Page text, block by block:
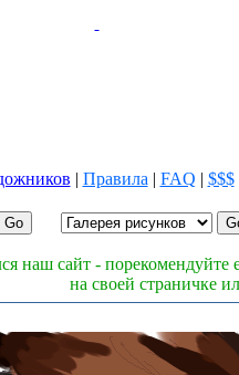
| Правила | FAQ | $$$
наш сайт - порекомендуйте
на своей страничке